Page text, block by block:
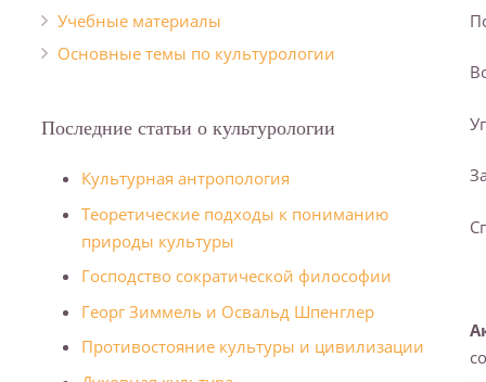
Учебные материалы
Основные темы по культурологии
Последние статьи о культурологии
Культурная антропология
Теоретические подходы к пониманию
природы культуры
Господство сократической философии
Георг Зиммель и Освальд Шпенглер
Противостояние культуры и цивилизации